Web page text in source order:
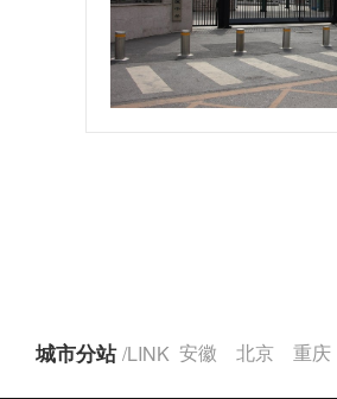
城市分站/LINK 安徽 北京 重庆